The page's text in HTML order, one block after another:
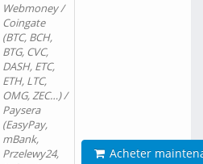
Webmoney /
Coingate
(BTC, BCH,
BTG, CVC,
DASH, ETC,
ETH, LTC,
OMG, ZEC…) /
Paysera
(EasyPay,
mBank,
Przelewy24,
Acheter